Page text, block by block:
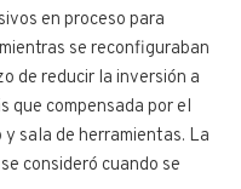
en proceso para
se reconfiguraban
de reducir la inversión a
que compensada por el
sala de herramientas. La
consideró cuando se